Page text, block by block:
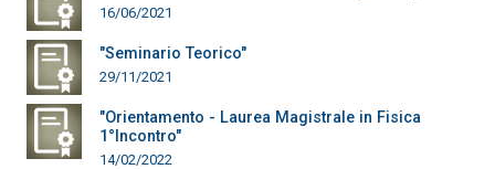
16/06/2021
"Seminario Teorico"
29/11/2021
"Orientamento - Laurea Magistrale in Fisica
1°Incontro"
14/02/2022